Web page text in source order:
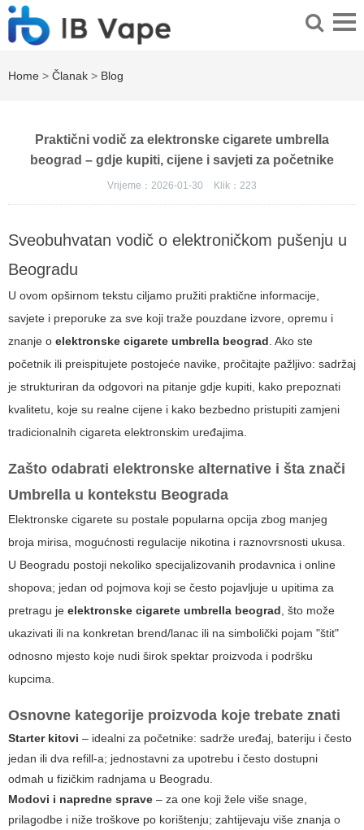
Home > Članak > Blog
Praktični vodič za elektronske cigarete umbrella
beograd – gdje kupiti, cijene i savjeti za početnike
Vrijeme：2026-01-30 Klik： 223
Sveobuhvatan vodič o elektroničkom pušenju u
Beogradu
U ovom opširnom tekstu ciljamo pružiti praktične informacije,
savjete i preporuke za sve koji traže pouzdane izvore, opremu i
znanje o elektronske cigarete umbrella beograd. Ako ste
početnik ili preispitujete postojeće navike, pročitajte pažljivo: sadržaj
je strukturiran da odgovori na pitanje gdje kupiti, kako prepoznati
kvalitetu, koje su realne cijene i kako bezbedno pristupiti zamjeni
tradicionalnih cigareta elektronskim uređajima.
Zašto odabrati elektronske alternative i šta znači
Umbrella u kontekstu Beograda
Elektronske cigarete su postale popularna opcija zbog manjeg
broja mirisa, mogućnosti regulacije nikotina i raznovrsnosti ukusa.
U Beogradu postoji nekoliko specijalizovanih prodavnica i online
shopova; jedan od pojmova koji se često pojavljuje u upitima za
pretragu je elektronske cigarete umbrella beograd, što može
ukazivati ili na konkretan brend/lanac ili na simbolički pojam "štit"
odnosno mjesto koje nudi širok spektar proizvoda i podršku
kupcima.
Osnovne kategorije proizvoda koje trebate znati
Starter kitovi – idealni za početnike: sadrže uređaj, bateriju i često
jedan ili dva refill-a; jednostavni za upotrebu i često dostupni
odmah u fizičkim radnjama u Beogradu.
Modovi i napredne sprave – za one koji žele više snage,
prilagodbe i niže troškove po korištenju; zahtijevaju više znanja o